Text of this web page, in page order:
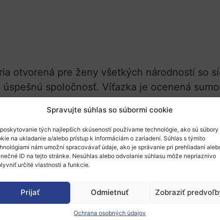
Spravujte súhlas so súbormi cookie
tých najlepších skúseností používame technológie, ako sú súbory
na ukladanie a/alebo prístup k informáciám o zariadení. Súhlas s týmito
nám umožní spracovávať údaje, ako je správanie pri prehliadaní
ID na tejto stránke. Nesúhlas alebo odvolanie súhlasu môže nepriaznivo
určité vlastnosti a funkcie.
Prijať Odmietnuť Zobraziť
Ochrana osobných údajov
otvorená pre ženy všetkých národností so
spoločnosť. Víťazka je ocenená
spoluzakladateľka spoločnosti
embrya a zjednodušením liečby
výnimočné inovátorky do 35 rokov.
30.000 a 20.000 eur.